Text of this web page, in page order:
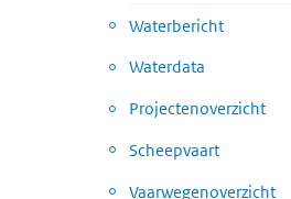
Waterbericht
Waterdata
Projectenoverzicht
Scheepvaart
Vaarwegenoverzicht